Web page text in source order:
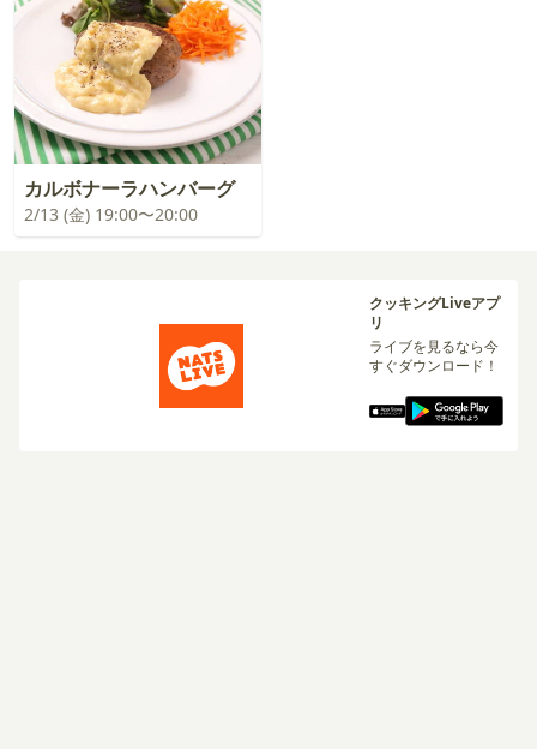
カルボナーラハンバーグ
2/13 (金) 19:00〜20:00
クッキングLiveアプ
リ
ライブを見るなら今
すぐダウンロード！